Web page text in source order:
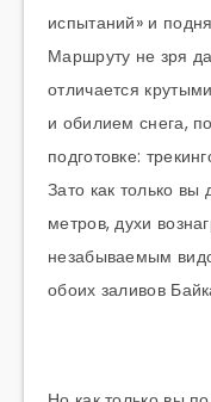
испытаний» и
Маршруту не зря
отличается
и обилием снега,
подготовке:
Зато как только вы
метров, духи
незабываемым
обоих заливов